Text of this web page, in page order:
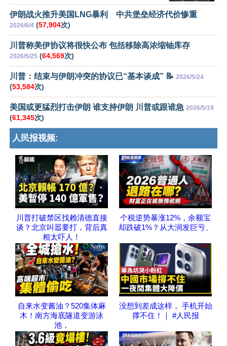
伊朗战火推升美国LNG暴利 中共堡垒经济代价惨重
2026/6/4 (57,904次)
川普称美伊协议将很快公布 包括移除高浓缩铀库存
2026/5/25 (64,569次)
川普：结束与伊朗冲突的协议已“基本谈成” 📝 2026/5/24
(53,584次)
美国或更猛烈打击伊朗 谁支持伊朗 川普或跟谁急 2026/5/19
(61,345次)
人民报视频:
川普打破禁区找赖清德直接
谈？北京叫嚣要打，背后真
相太吓人！
个税逆势暴涨12%，余额宝
却跌破1%？从大润发巨亏、
自来水变酱油？520集体麻
木！南方海底隧道变游泳
池，
没想到差成这样， 手机开始
撑不住！｜ #人民报